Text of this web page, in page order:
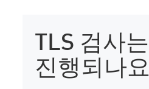
TLS 검사
진행되나